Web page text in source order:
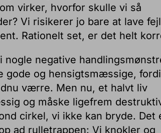
virker, hvorfor skulle vi så
Vi risikerer jo bare at lave
Rationelt set, er det helt
negative
gode og hensigtsmæssige,
værre. Men nu, et halvt liv
og måske ligefrem
cirkel, vi ikke kan bryde. Det
ad rulletrappen: Vi knokler og